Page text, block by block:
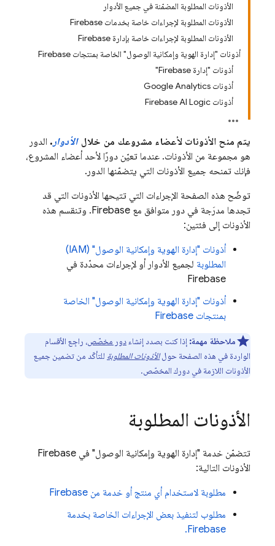
الأذونات المطلوبة المضمّنة في جميع الأدوار
الأذونات المطلوبة لإجراءات خاصة بخدمات Firebase
الأذونات المطلوبة لإجراءات خاصة بإدارة Firebase
أذونات "إدارة الهوية وإمكانية الوصول" الخاصة بمنتجات Firebase
أذونات "إدارة Firebase"
أذونات Google Analytics
أذونات Firebase AI Logic
يتم منح الأذونات لأعضاء مشروعك من خلالالأدوار . الدور
هو مجموعة من الأذونات. عندما تعيّن دورًا لأحد أعضاء المشروع،
فإنك تمنحه جميع الأذونات التي يتضمّنها الدور.
توضّح هذه الصفحة الإجراءات التي تتيحها الأذونات التي قد
تجدها مدرَجة في دور متوافق مع Firebase. وتنقسم هذه
الأذونات إلى فئتين:
أذونات "إدارة الهوية وإمكانية الوصول" (IAM)
المطلوبة لجميع الأدوار أو لإجراءات محدّدة في
Firebase
أذونات "إدارة الهوية وإمكانية الوصول" الخاصة
بمنتجات Firebase
ملاحظة مهمة: إذا كنت بصدد إنشاء دور مخصّص، راجِع الأقسام
الواردة في هذه الصفحة حولالأذونات المطلوبة للتأكّد من تضمين جميع
الأذونات اللازمة في دورك المخصّص.
الأذونات المطلوبة
تتضمّن خدمة "إدارة الهوية وإمكانية الوصول" في Firebase
الأذونات التالية:
مطلوبة لاستخدام أي منتج أو خدمة من Firebase
مطلوب لتنفيذ بعض الإجراءات الخاصة بخدمة
Firebase.